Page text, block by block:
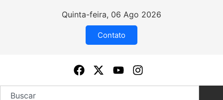
Quinta-feira, 06 Ago 2026
Contato